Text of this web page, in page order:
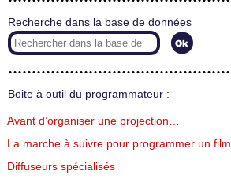
Recherche dans la base de données
Boite à outil du programmateur :
Avant d’organiser une projection…
La marche à suivre pour programmer un film
Diffuseurs spécialisés